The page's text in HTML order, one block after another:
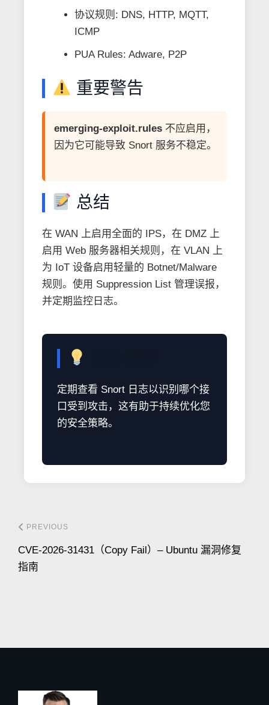
协议规则: DNS, HTTP, MQTT,
ICMP
PUA Rules: Adware, P2P
重要警告
emerging-exploit.rules不应启用，
因为它可能导致 Snort 服务不稳定。
总结
在 WAN 上启用全面的 IPS，在 DMZ 上
启用 Web 服务器相关规则，在 VLAN 上
为 IoT 设备启用轻量的 Botnet/Malware
规则。使用 Suppression List 管理误报，
并定期监控日志。
定期查看 Snort 日志以识别哪个接
口受到攻击，这有助于持续优化您
的安全策略。
PREVIOUS
CVE-2026-31431（Copy Fail）– Ubuntu 漏洞修复
指南